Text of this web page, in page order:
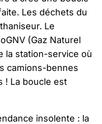
Les déchets du
Le
(Gaz Naturel
la station-service où
camions-bennes
! La boucle est
insolente : la